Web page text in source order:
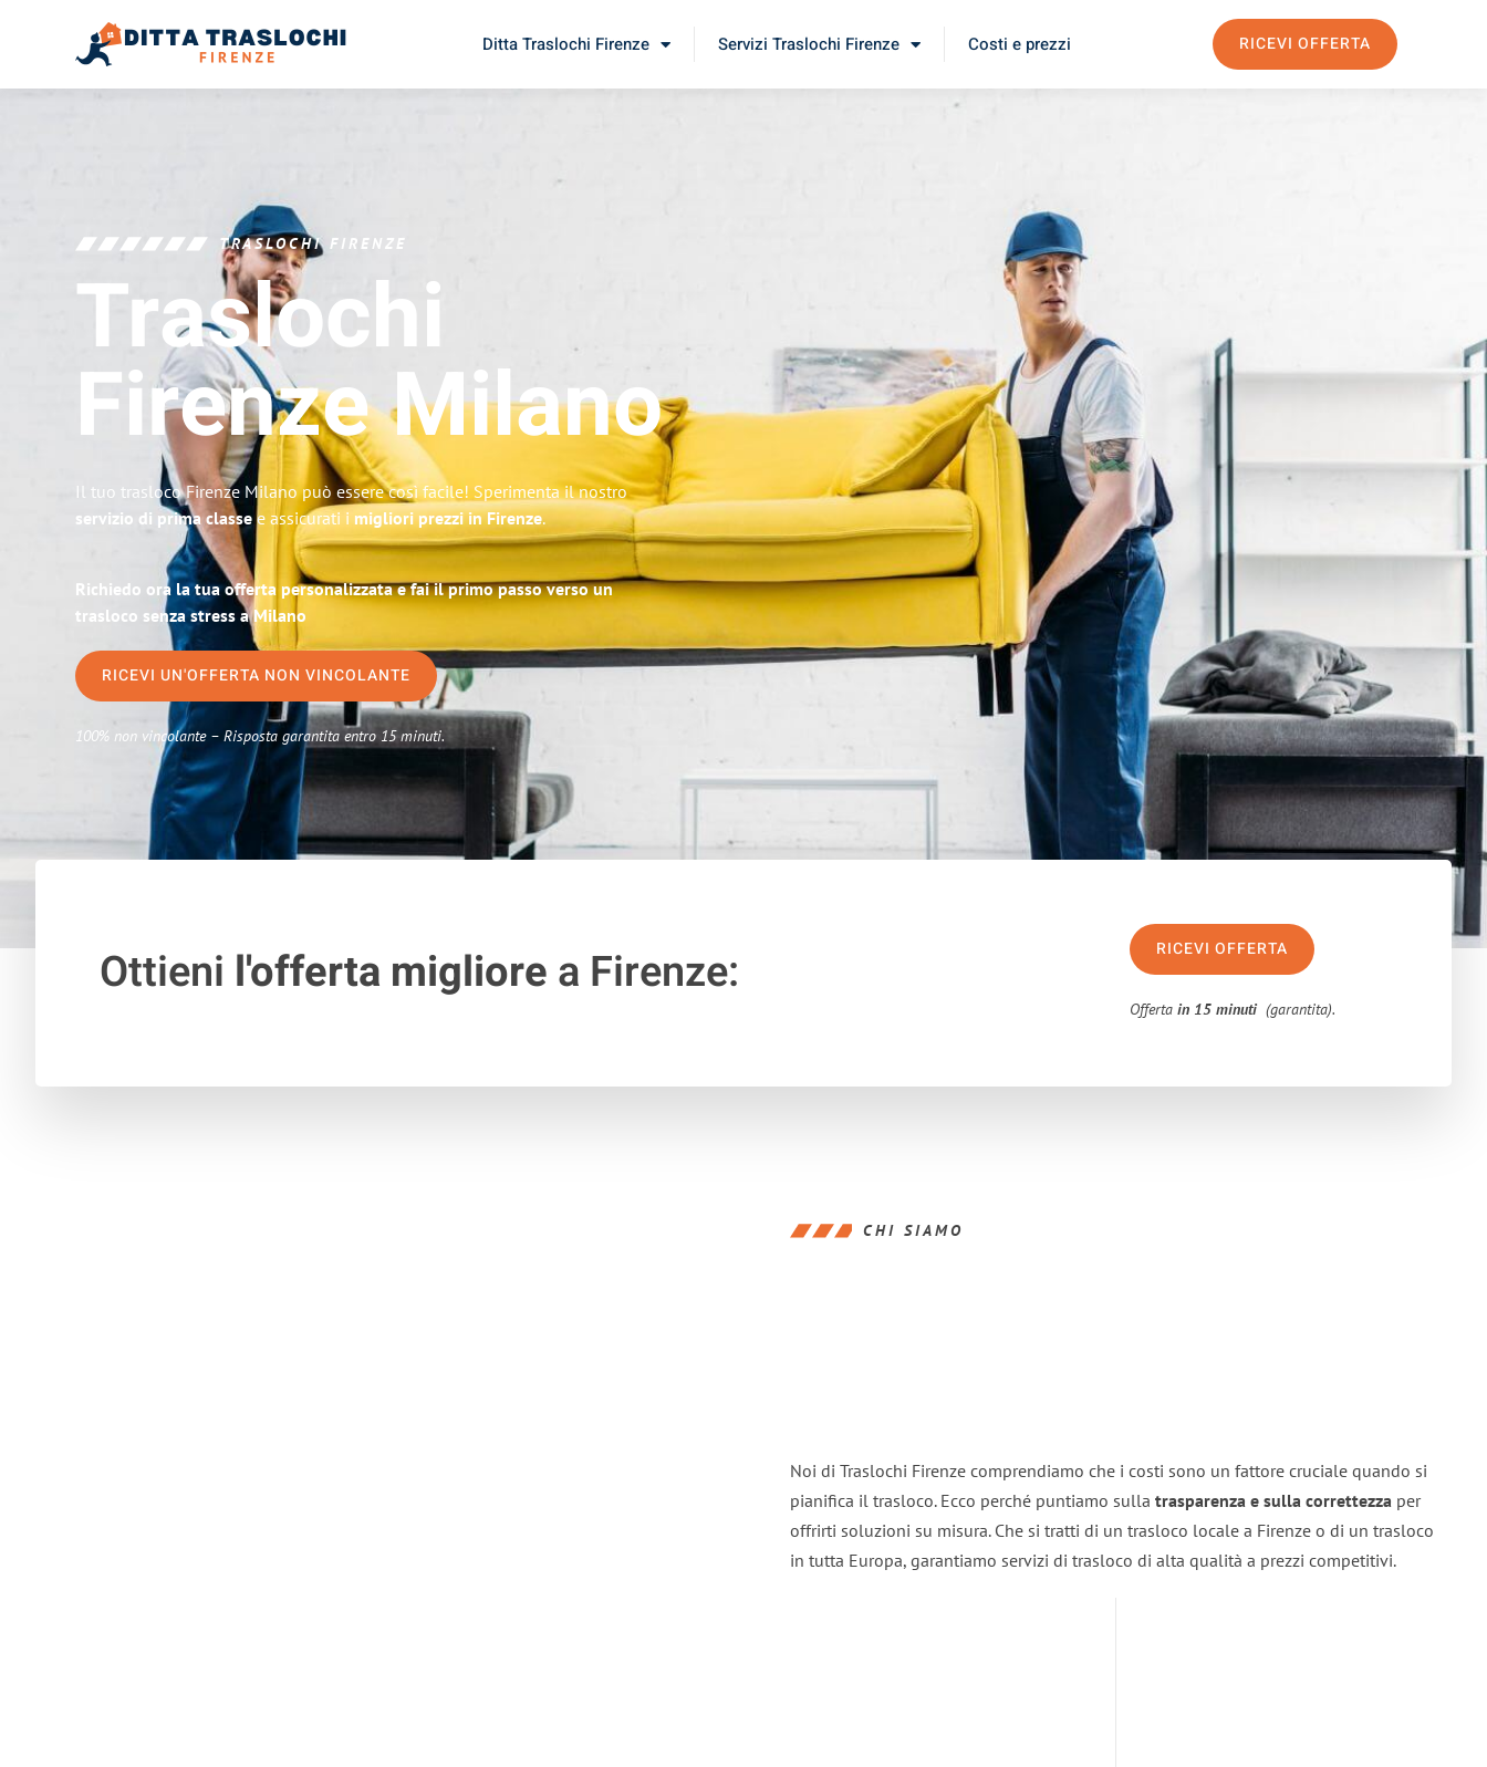
Ditta Traslochi Firenze Servizi Traslochi Firenze Costi e prezzi RICEVI OFFERTA
TRASLOCHI FIRENZE
Traslochi
FirenzeMilano
Il tuo trasloco Firenze Milano può essere così facile! Sperimenta il nostro
servizio di prima classe e assicurati i migliori prezzi in Firenze.
Richiedo ora la tua offerta personalizzata e fai il primo passo verso un
trasloco senza stress a Milano
RICEVI UN'OFFERTA NON VINCOLANTE
100% non vincolante – Risposta garantita entro 15 minuti.
Ottieni l'offerta migliorea Firenze: RICEVI OFFERTA
Offertain 15 minuti (garantita).
CHI SIAMO
Noi di Traslochi Firenze comprendiamo che i costi sono un fattore cruciale quando si
pianifica il trasloco. Ecco perché puntiamo sulla trasparenza e sulla correttezza per
offrirti soluzioni su misura. Che si tratti di un trasloco locale a Firenze o di un trasloco
in tutta Europa, garantiamo servizi di trasloco di alta qualità a prezzi competitivi.